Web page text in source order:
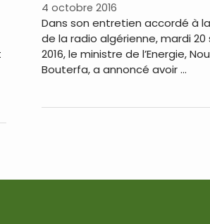
4 octobre 2016
Dans son entretien accordé à
de la radio algérienne, mardi
2016, le ministre de l’Energie,
Bouterfa, a annoncé avoir …